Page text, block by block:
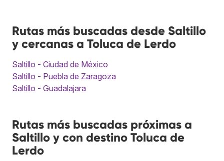
Rutas más buscadas desde Saltillo
y cercanas a Toluca de Lerdo
Saltillo - Ciudad de México
Saltillo - Puebla de Zaragoza
Saltillo - Guadalajara
Rutas más buscadas próximas a
Saltillo y con destino Toluca de
Lerdo